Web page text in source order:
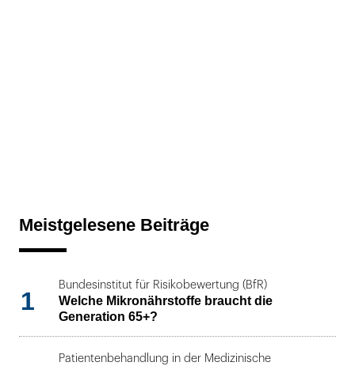
Meistgelesene Beiträge
1
Bundesinstitut für Risikobewertung (BfR)
Welche Mikronährstoffe braucht die
Generation 65+?
Patientenbehandlung in der Medizinische